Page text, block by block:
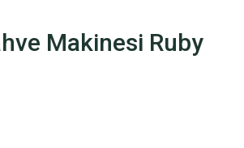
Makinesi Ruby